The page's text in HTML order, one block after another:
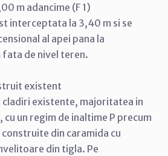
m adancime (F 1)
interceptata la 3,40 m si se
al apei pana la
fata de nivel teren.
existent
cladiri existente, majoritatea in
un regim de inaltime P precum
construite din caramida cu
din tigla. Pe